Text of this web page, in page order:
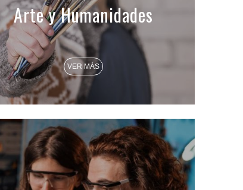
Arte y Humanidades
VER MÁS